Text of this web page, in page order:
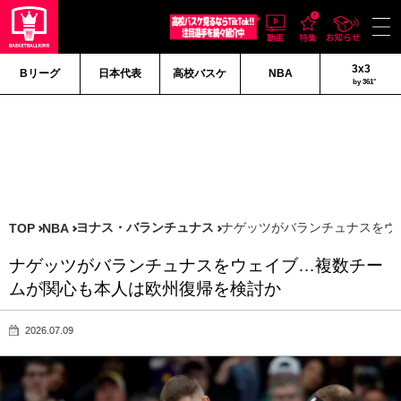
Bリーグ 日本代表 高校バスケ NBA 3x3
by 361°
TOP NBA ヨナス・バランチュナス ナゲッツがバランチュナスを
ナゲッツがバランチュナスをウェイブ…複数チー
ムが関心も本人は欧州復帰を検討か
2026.07.09